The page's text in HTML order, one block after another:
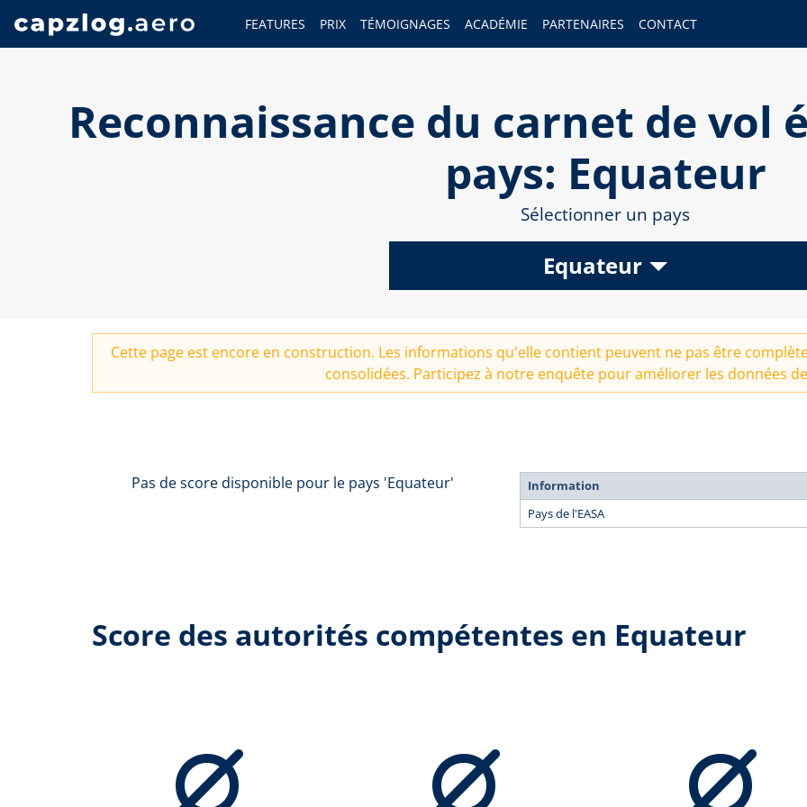
FEATURES PRIX TÉMOIGNAGES ACADÉMIE PARTENAIRES CONTACT
Reconnaissance du carnet de vol
pays: Equateur
Sélectionner un pays
Equateur
Cette page est encore en construction. Les informations qu'elle contient peuvent ne pas être
consolidées. Participez à notre enquêtepour améliorer les données
Pas de score disponible pour le pays 'Equateur'
Information
Pays de l'EASA
Score des autorités compétentes en Equateur